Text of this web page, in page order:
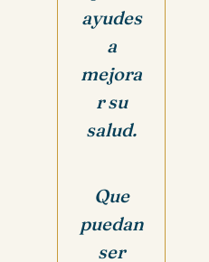
ayudes
a
mejora
r su
salud.
Que
puedan
ser